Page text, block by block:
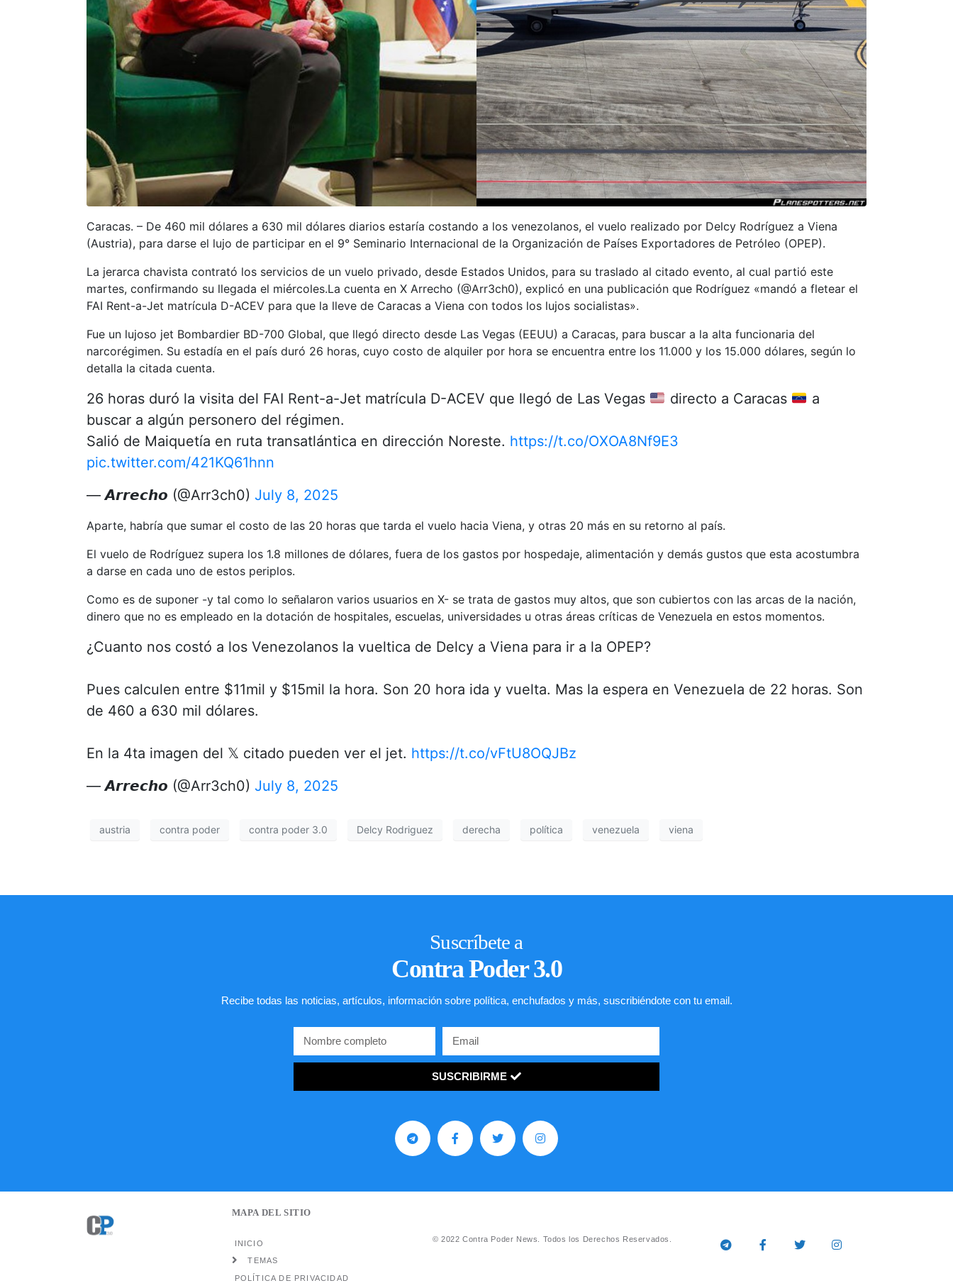
Caracas. – De 460 mil dólares a 630 mil dólares diarios estaría costando a los venezolanos, el vuelo realizado por Delcy Rodríguez a Viena
(Austria), para darse el lujo de participar en el 9° Seminario Internacional de la Organización de Países Exportadores de Petróleo (OPEP).
La jerarca chavista contrató los servicios de un vuelo privado, desde Estados Unidos, para su traslado al citado evento, al cual partió este
martes, confirmando su llegada el miércoles.La cuenta en X Arrecho (@Arr3ch0), explicó en una publicación que Rodríguez «mandó a fletear el
FAI Rent-a-Jet matrícula D-ACEV para que la lleve de Caracas a Viena con todos los lujos socialistas».
Fue un lujoso jet Bombardier BD-700 Global, que llegó directo desde Las Vegas (EEUU) a Caracas, para buscar a la alta funcionaria del
narcorégimen. Su estadía en el país duró 26 horas, cuyo costo de alquiler por hora se encuentra entre los 11.000 y los 15.000 dólares, según lo
detalla la citada cuenta.
26 horas duró la visita del FAI Rent-a-Jet matrícula D-ACEV que llegó de Las Vegas directo a Caracas
a
buscar a algún personero del régimen.
Salió de Maiquetía en ruta transatlántica en dirección Noreste. https://t.co/OXOA8Nf9E3
pic.twitter.com/421KQ61hnn
— 𝘼𝙧𝙧𝙚𝙘𝙝𝙤 (@Arr3ch0) July 8, 2025
Aparte, habría que sumar el costo de las 20 horas que tarda el vuelo hacia Viena, y otras 20 más en su retorno al país.
El vuelo de Rodríguez supera los 1.8 millones de dólares, fuera de los gastos por hospedaje, alimentación y demás gustos que esta acostumbra
a darse en cada uno de estos periplos.
Como es de suponer -y tal como lo señalaron varios usuarios en X- se trata de gastos muy altos, que son cubiertos con las arcas de la nación,
dinero que no es empleado en la dotación de hospitales, escuelas, universidades u otras áreas críticas de Venezuela en estos momentos.
¿Cuanto nos costó a los Venezolanos la vueltica de Delcy a Viena para ir a la OPEP?
Pues calculen entre $11mil y $15mil la hora. Son 20 hora ida y vuelta. Mas la espera en Venezuela de 22 horas. Son
de 460 a 630 mil dólares.
En la 4ta imagen del 𝕏 citado pueden ver el jet. https://t.co/vFtU8OQJBz
— 𝘼𝙧𝙧𝙚𝙘𝙝𝙤 (@Arr3ch0) July 8, 2025
austria contra poder contra poder 3.0 Delcy Rodriguez derecha política venezuela viena
Suscríbete a
Contra Poder 3.0
Recibe todas las noticias, artículos, información sobre política, enchufados y más, suscribiéndote con tu email.
SUSCRIBIRME
MAPA DEL SITIO
INICIO
TEMAS
POLÍTICA DE PRIVACIDAD
© 2022 Contra Poder News. Todos los Derechos Reservados.